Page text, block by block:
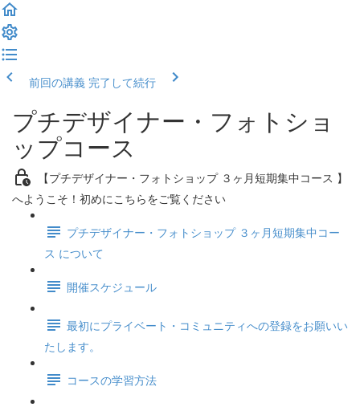
前回の講義 完了して続行
プチデザイナー・フォトショ
ップコース
【プチデザイナー・フォトショップ ３ヶ月短期集中コース 】
へようこそ！初めにこちらをご覧ください
プチデザイナー・フォトショップ ３ヶ月短期集中コー
ス について
開催スケジュール
最初にプライベート・コミュニティへの登録をお願いい
たします。
コースの学習方法